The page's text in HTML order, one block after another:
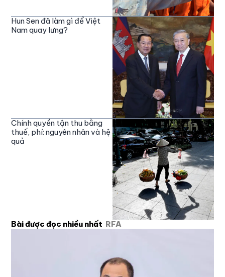
Hun Sen đã làm gì để Việt
Nam quay lưng?
Chính quyền tận thu bằng
thuế, phí: nguyên nhân và hệ
quả
Bài được đọc nhiều nhất RFA